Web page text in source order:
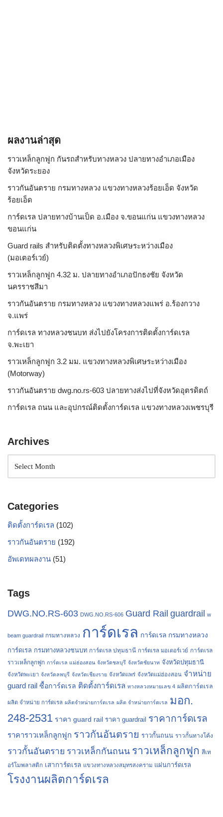
ผลงานล่าสุด
ราวเหล็กลูกฟูก กันรถสําหรับทางหลวง ปลายทางอำเภอเมือง
จังหวัดระยอง
ราวกันอันตราย กรมทางหลวง แขวงทางหลวงร้อยเอ็ด จังหวัด
ร้อยเอ็ด
การ์ดเรล ปลายทางบ้านเป็ด อ.เมือง จ.ขอนแก่น แขวงทางหลวง
ขอนแก่น
Guard rails สำหรับติดตั้งทางหลวงพิเศษระหว่างเมือง
(มอเตอร์เวย์)
ราวเหล็กลูกฟูก 4.32 ม. ปลายทางอำเภอปักธงชัย จังหวัด
นครราชสีมา
ราวกันอันตราย กรมทางหลวง แขวงทางหลวงแพร่ อ.ร้องกวาง
จ.แพร่
การ์ดเรล ทางหลวงชนบท ส่งไปยังโครงการติดตั้งการ์ดเรล
จ.พะเยา
ราวเหล็กลูกฟูก 3.2 มม. แขวงทางหลวงพิเศษระหว่างเมือง
(Motorway)
ราวกันอันตราย dwg.no.rs-603 ปลายทางส่งไปที่จังหวัดอุตรดิตถ์
การ์ดเรล ถนน และอุปกรณ์ติดตั้งการ์ดเรล แขวงทางหลวงเพชรบุรี
Archives
Categories
ติดตั้งการ์ดเรล (102)
ราวกันอันตราย (192)
อัพเดทผลงาน (51)
Tags
DWG.NO.RS-603 DWG.NO.RS-606 Guard Rail guardrail w
beam guardrail กรมทางหลวง การ์ดเรล การ์ดเรล กรมทางหลวง
การ์ดเรล กรมทางหลวงชนบท การ์ดเรล ปทุมธานี การ์ดเรล มอเตอร์เวย์ การ์ดเรล
ราวเหล็กลูกฟูก การ์ดเรล แม่ฮ่องสอน จังหวัดชลบุรี จังหวัดชัยนาท จังหวัดปทุมธานี
จังหวัดพะเยา จังหวัดลพบุรี จังหวัดเชียงราย จังหวัดแพร่ จังหวัดแม่ฮ่องสอน จำหน่าย
guard rail ซื้อการ์ดเรล ติดตั้งการ์ดเรล ทางหลวงหมายเลข 4 ผลิตการ์ดเรล
ผลิต จำหน่าย การ์ดเรล ผลิตจำหน่ายการ์ดเรล ผลิต จำหน่ายการ์ดเรล มอก.
248-2531 ราคา guard rail ราคา guardrail ราคาการ์ดเรล
ราคาราวเหล็กลูกฟูก ราวกันอันตราย ราวกั้นถนน ราวกั้นทางโค้ง
ราวกั้นอันตราย ราวเหล็กกันถนน ราวเหล็กลูกฟูก สีเท
อร์โมพลาสติก เสาการ์ดเรล แขวงทางหลวงสมุทรสงคราม แผ่นการ์ดเรล
โรงงานผลิตการ์ดเรล